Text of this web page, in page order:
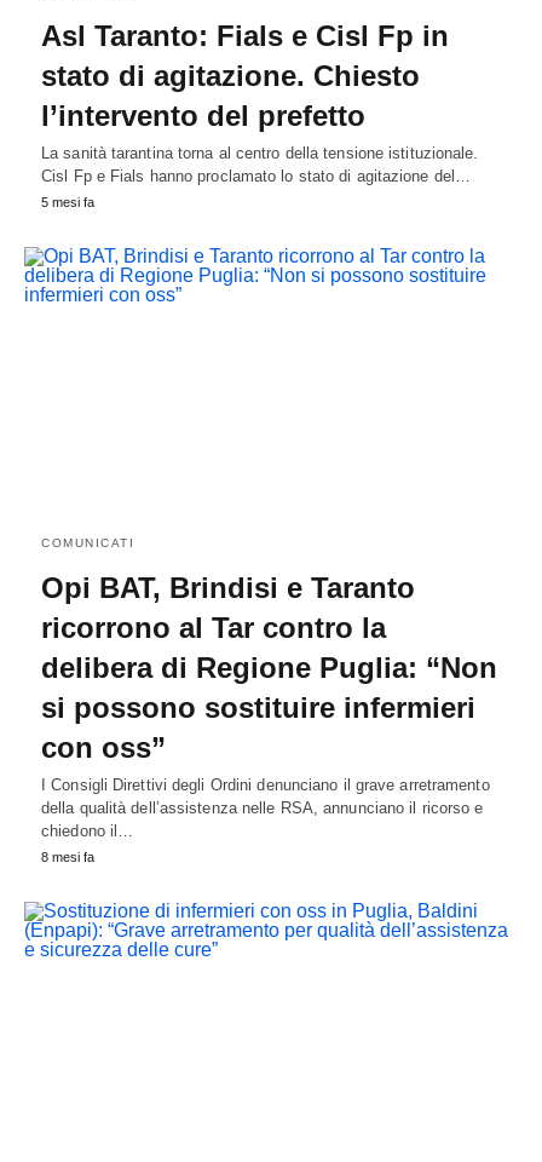
Asl Taranto: Fials e Cisl Fp in
stato di agitazione. Chiesto
l’intervento del prefetto
La sanità tarantina torna al centro della tensione istituzionale.
Cisl Fp e Fials hanno proclamato lo stato di agitazione del…
5 mesi fa
COMUNICATI
Opi BAT, Brindisi e Taranto
ricorrono al Tar contro la
delibera di Regione Puglia: “Non
si possono sostituire infermieri
con oss”
I Consigli Direttivi degli Ordini denunciano il grave arretramento
della qualità dell’assistenza nelle RSA, annunciano il ricorso e
chiedono il…
8 mesi fa